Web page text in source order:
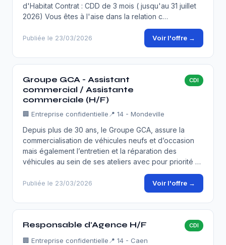
d'Habitat Contrat : CDD de 3 mois ( jusqu'au 31 juillet
2026) Vous êtes à l'aise dans la relation c…
Publiée le 23/03/2026 Voir l'offre →
Groupe GCA - Assistant
commercial / Assistante
commerciale (H/F)
CDI
🏢 Entreprise confidentielle 📍 14 - Mondeville
Depuis plus de 30 ans, le Groupe GCA, assure la
commercialisation de véhicules neufs et d’occasion
mais également l’entretien et la réparation des
véhicules au sein de ses ateliers avec pour priorité …
Publiée le 23/03/2026 Voir l'offre →
Responsable d'Agence H/F CDI
🏢 Entreprise confidentielle 📍 14 - Caen